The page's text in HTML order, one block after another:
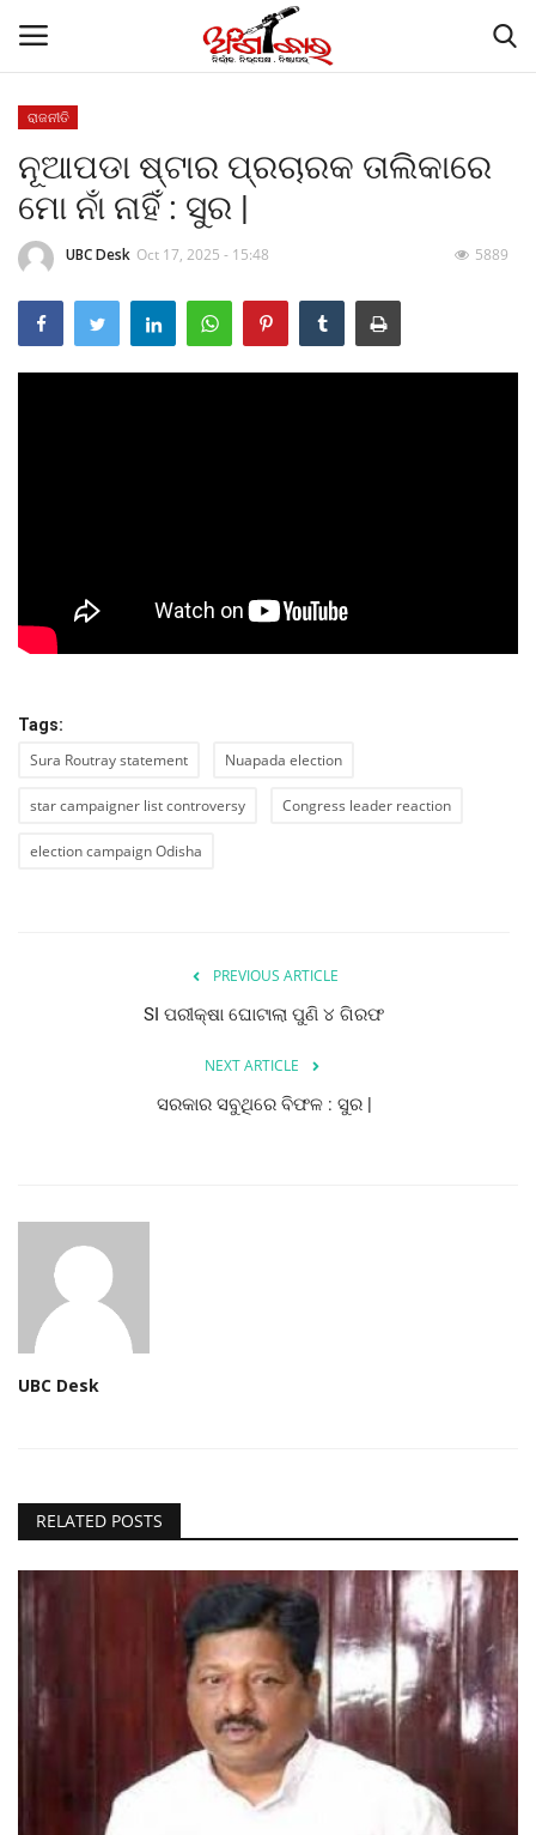
Home
ଗାଜା ଶାନ୍ତି ସମ୍ମିଳନୀରେ ମୋଦୀଙ୍କୁ ପ୍ରଶଂସା
କଲେ ଟ୍ରମ୍ପ
Contact
About
ରାଜ୍ୟ ଖବର
ବିଶେଷ ଖବର
ସ୍ୱାସ୍ଥ୍ୟ ହିଁ ସମ୍ପଦ
ବେପାର ବଣିଜ
ରାଜ୍ୟ
ଗଳ୍ପ ଓ କବିତା
ଅଭୁଲା କଥା
ରାଜନୀତି
ନୂଆପଡା ଷ୍ଟାର ପ୍ରଚାରକ ତାଲିକାରେ
ମୋ ନାଁ ନାହିଁ : ସୁର |
UBC Desk Oct 17, 2025 - 15:48 5889
Tags:
Sura Routray statement Nuapada election
star campaigner list controversy Congress leader reaction
election campaign Odisha
PREVIOUS ARTICLE
SI ପରୀକ୍ଷା ଘୋଟାଲା ପୁଣି ୪ ଗିରଫ
NEXT ARTICLE
ସରକାର ସବୁଥିରେ ବିଫଳ : ସୁର |
UBC Desk
RELATED POSTS